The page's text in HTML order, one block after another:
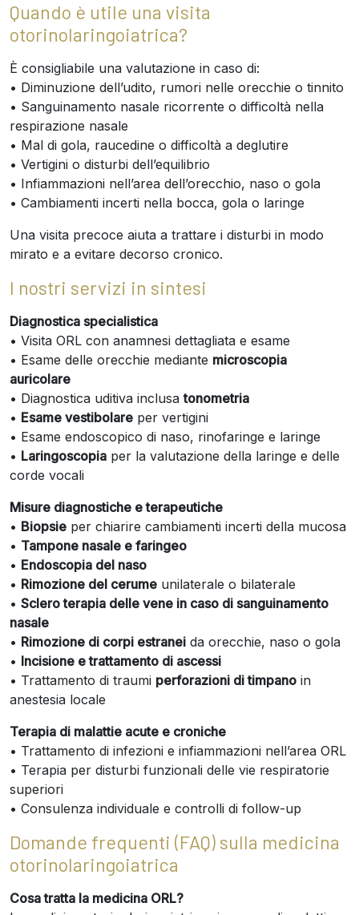
Quando è utile una visita
otorinolaringoiatrica?
È consigliabile una valutazione in caso di:
• Diminuzione dell’udito, rumori nelle orecchie o tinnito
• Sanguinamento nasale ricorrente o difficoltà nella
respirazione nasale
• Mal di gola, raucedine o difficoltà a deglutire
• Vertigini o disturbi dell’equilibrio
• Infiammazioni nell’area dell’orecchio, naso o gola
• Cambiamenti incerti nella bocca, gola o laringe
Una visita precoce aiuta a trattare i disturbi in modo
mirato e a evitare decorso cronico.
I nostri servizi in sintesi
Diagnostica specialistica
• Visita ORL con anamnesi dettagliata e esame
• Esame delle orecchie mediante microscopia
auricolare
• Diagnostica uditiva inclusatonometria
• Esame vestibolare per vertigini
• Esame endoscopico di naso, rinofaringe e laringe
• Laringoscopia per la valutazione della laringe e delle
corde vocali
Misure diagnostiche e terapeutiche
• Biopsie per chiarire cambiamenti incerti della mucosa
• Tampone nasale e faringeo
• Endoscopia del naso
• Rimozione del cerume unilaterale o bilaterale
• Sclero terapia delle vene in caso di sanguinamento
nasale
• Rimozione di corpi estranei da orecchie, naso o gola
• Incisione e trattamento di ascessi
• Trattamento di traumi perforazioni di timpano in
anestesia locale
Terapia di malattie acute e croniche
• Trattamento di infezioni e infiammazioni nell’area ORL
• Terapia per disturbi funzionali delle vie respiratorie
superiori
• Consulenza individuale e controlli di follow-up
Domande frequenti (FAQ) sulla medicina
otorinolaringoiatrica
Cosa tratta la medicina ORL?